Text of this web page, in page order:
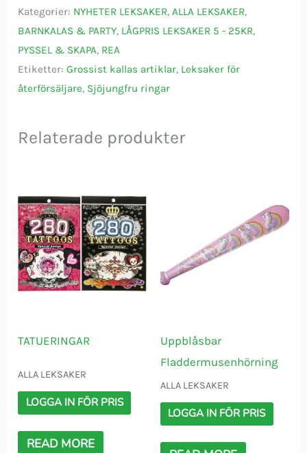
Kategorier: NYHETER LEKSAKER,ALLA LEKSAKER,
BARNKALAS & PARTY, LÅGPRIS LEKSAKER 5 - 25KR,
PYSSEL & SKAPA, REA
Etiketter:Grossist kallas artiklar, Leksaker för
återförsäljare, Sjöjungfru ringar
Relaterade produkter
TATUERINGAR
ALLA LEKSAKER
LOGGA IN FÖR PRIS
READ MORE
Uppblåsbar
Fladdermusenhörning
ALLA LEKSAKER
LOGGA IN FÖR PRIS